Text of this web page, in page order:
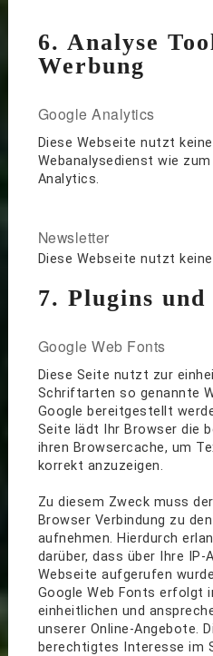
6. Analyse
Werbung
Google Analytics
Diese Webseite nutzt
Webanalysedienst wie
Analytics.
Newsletter
Diese Webseite nutzt
7. Plugins und
Google Web Fonts
Diese Seite nutzt zur
Schriftarten so genannte
Google bereitgestellt
Seite lädt Ihr Browser die
ihren Browsercache, um
korrekt anzuzeigen.
Zu diesem Zweck muss
Browser Verbindung zu
aufnehmen. Hierdurch
darüber, dass über Ihre IP-
Webseite aufgerufen
Google Web Fonts erfolgt
einheitlichen und
unserer Online-Angebote.
berechtigtes Interesse im